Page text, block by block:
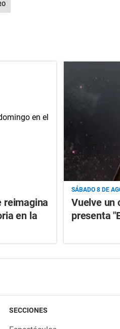
reimagina
en la
SÁBADO 8 DE
Vuelve un
presenta
SECCIONES